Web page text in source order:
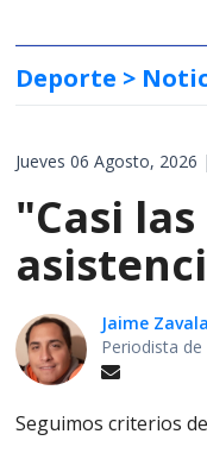
Deporte >
Jueves 06 Agosto, 2026
"Casi
Jaime Zavala
Periodista
Seguimos criterios de